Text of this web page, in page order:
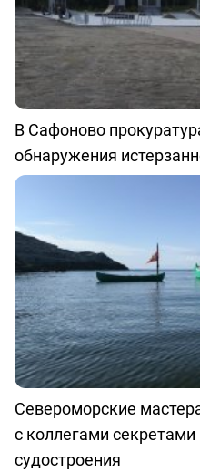
В Сафоново
обнаружения
Североморские
с коллегами
судостроения